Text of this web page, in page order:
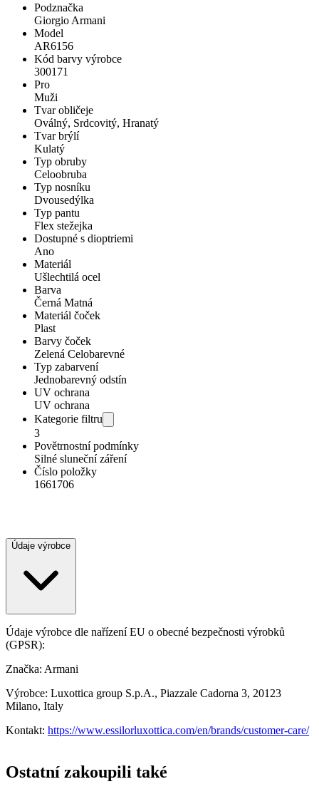
Podznačka
Giorgio Armani
Model
AR6156
Kód barvy výrobce
300171
Pro
Muži
Tvar obličeje
Oválný, Srdcovitý, Hranatý
Tvar brýlí
Kulatý
Typ obruby
Celoobruba
Typ nosníku
Dvousedýlka
Typ pantu
Flex stežejka
Dostupné s dioptriemi
Ano
Materiál
Ušlechtilá ocel
Barva
Černá Matná
Materiál čoček
Plast
Barvy čoček
Zelená Celobarevné
Typ zabarvení
Jednobarevný odstín
UV ochrana
UV ochrana
Kategorie filtru
3
Povětrnostní podmínky
Silné sluneční záření
Číslo položky
1661706
Údaje výrobce
Údaje výrobce dle nařízení EU o obecné bezpečnosti výrobků
(GPSR):
Značka: Armani
Výrobce: Luxottica group S.p.A., Piazzale Cadorna 3, 20123
Milano, Italy
Kontakt: https://www.essilorluxottica.com/en/brands/customer-care/
Ostatní zakoupili také